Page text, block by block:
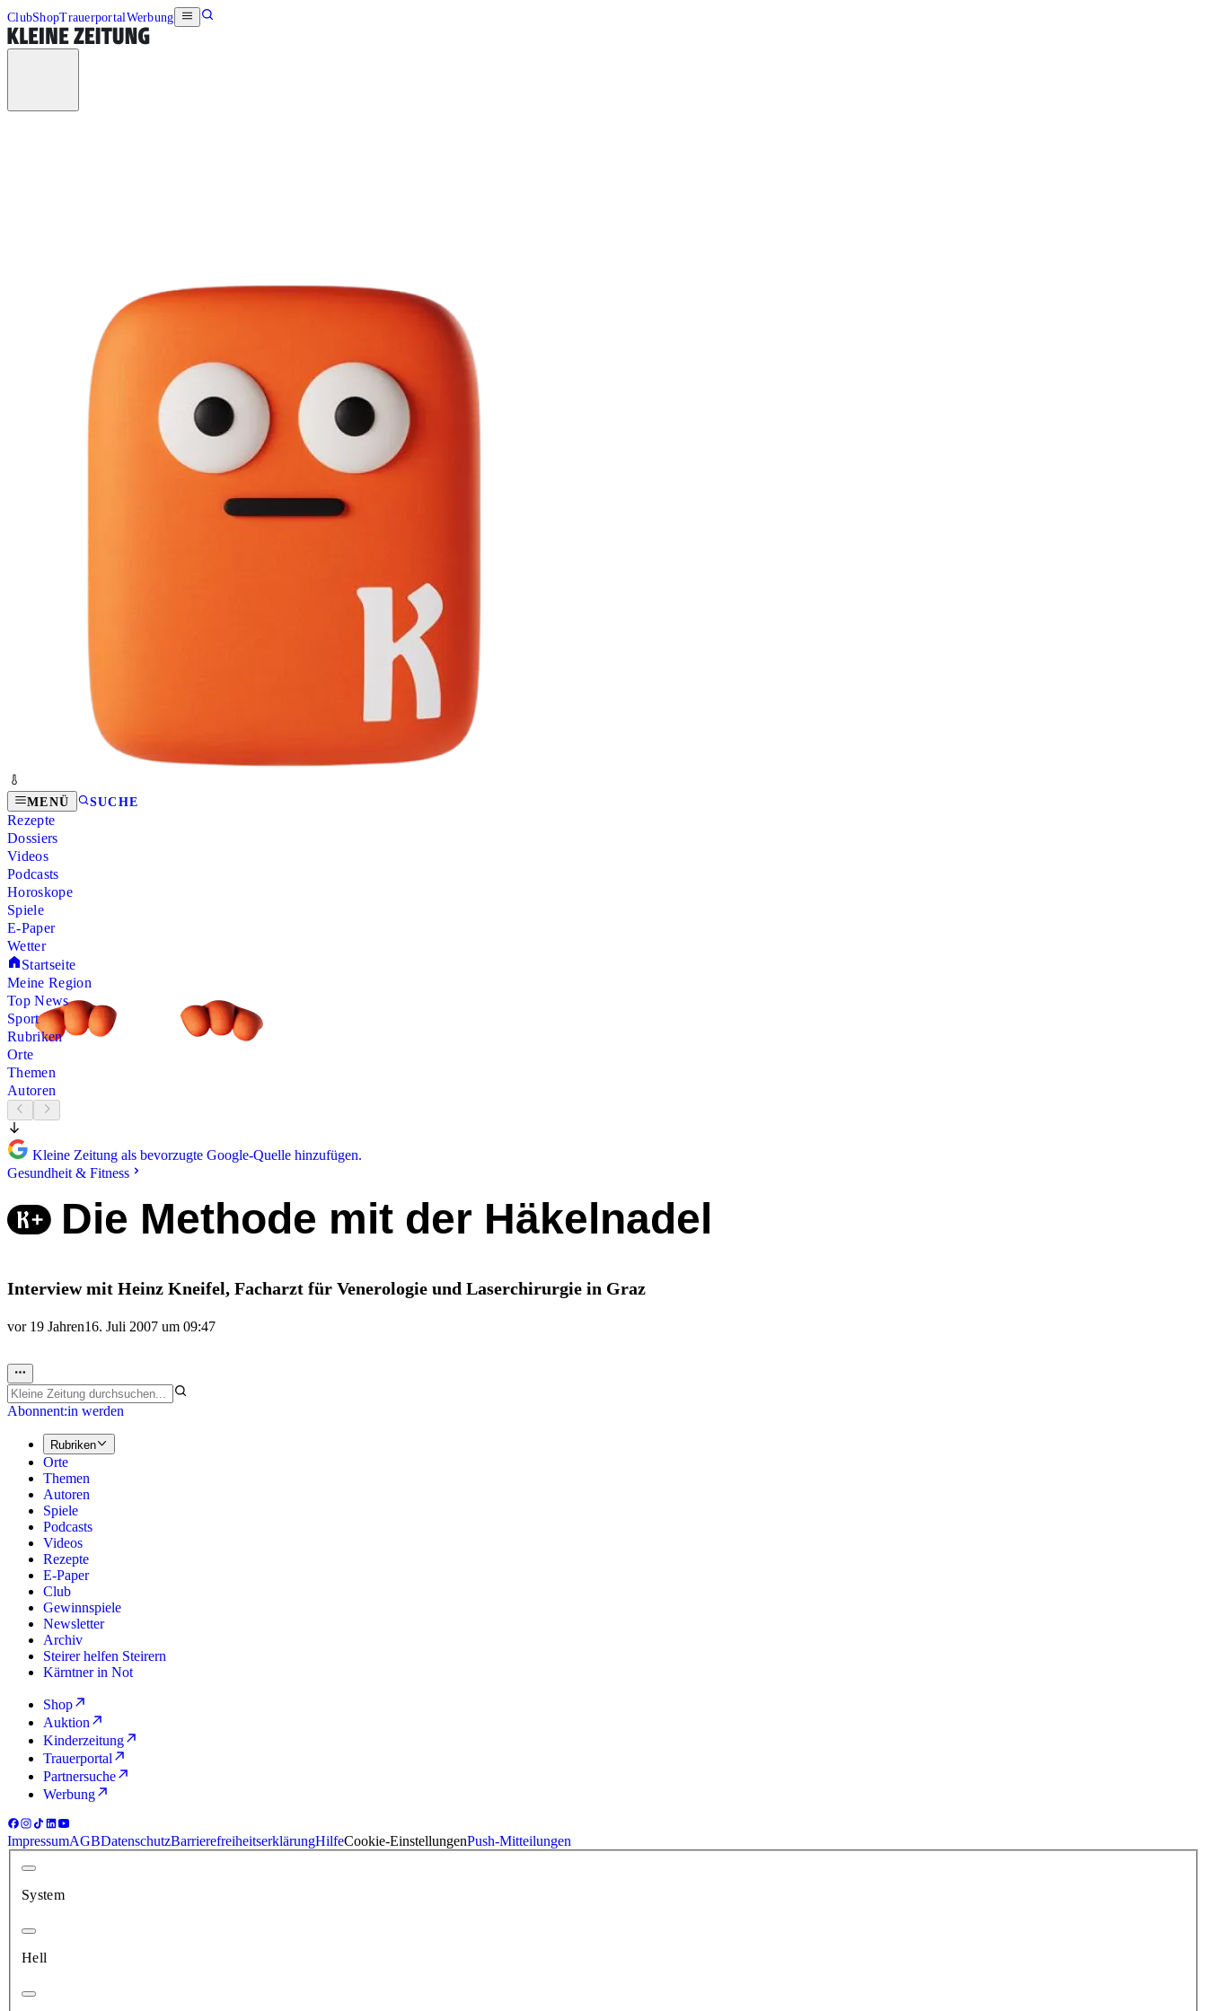
ClubShopTrauerportalWerbung
MENÜ SUCHE
Rezepte
Dossiers
Videos
Podcasts
Horoskope
Spiele
E-Paper
Wetter
Startseite
Meine Region
Top News
Sport
Rubriken
Orte
Themen
Autoren
Kleine Zeitung als bevorzugte Google-Quelle hinzufügen.
Gesundheit & Fitness
Die Methode mit der Häkelnadel
Interview mit Heinz Kneifel, Facharzt für Venerologie und Laserchirurgie in Graz
vor 19 Jahren16. Juli 2007 um 09:47
Abonnent:in werden
Rubriken
Orte
Themen
Autoren
Spiele
Podcasts
Videos
Rezepte
E-Paper
Club
Gewinnspiele
Newsletter
Archiv
Steirer helfen Steirern
Kärntner in Not
Shop
Auktion
Kinderzeitung
Trauerportal
Partnersuche
Werbung
ImpressumAGBDatenschutzBarrierefreiheitserklärungHilfeCookie-EinstellungenPush-Mitteilungen
System
Hell